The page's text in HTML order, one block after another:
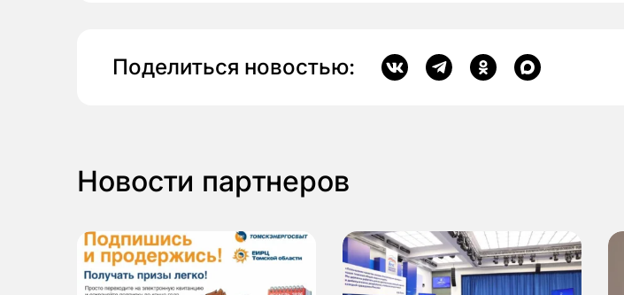
Поделиться новостью:
Новости партнеров